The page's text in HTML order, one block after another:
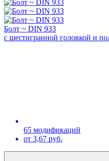
Болт ~ DIN 933
с шестигранной головкой и
65 модификаций
от 3,67 руб.